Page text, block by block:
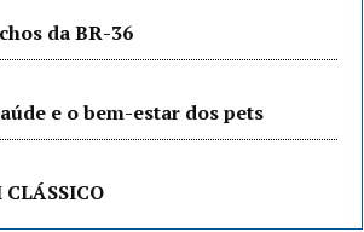
da BR-36
e o bem-estar dos pets